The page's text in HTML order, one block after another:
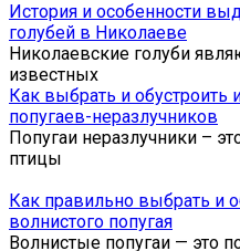
История и особенности
голубей в Николаеве
Николаевские голуби
известных
Как выбрать и
попугаев-неразлучников
Попугаи неразлучники –
птицы
Как правильно выбрать и
волнистого попугая
Волнистые попугаи — это